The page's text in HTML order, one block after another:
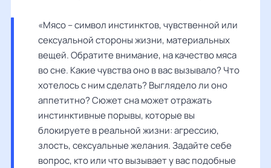
«Мясо – символ инстинктов, чувственной или
сексуальной стороны жизни, материальных
вещей. Обратите внимание, на качество мяса
во сне. Какие чувства оно в вас вызывало? Что
хотелось с ним сделать? Выглядело ли оно
аппетитно? Сюжет сна может отражать
инстинктивные порывы, которые вы
блокируете в реальной жизни: агрессию,
злость, сексуальные желания. Задайте себе
вопрос, кто или что вызывает у вас подобные